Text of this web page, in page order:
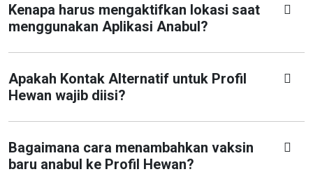
Kenapa harus mengaktifkan lokasi saat
menggunakan Aplikasi Anabul?
Apakah Kontak Alternatif untuk Profil
Hewan wajib diisi?
Bagaimana cara menambahkan vaksin
baru anabul ke Profil Hewan?